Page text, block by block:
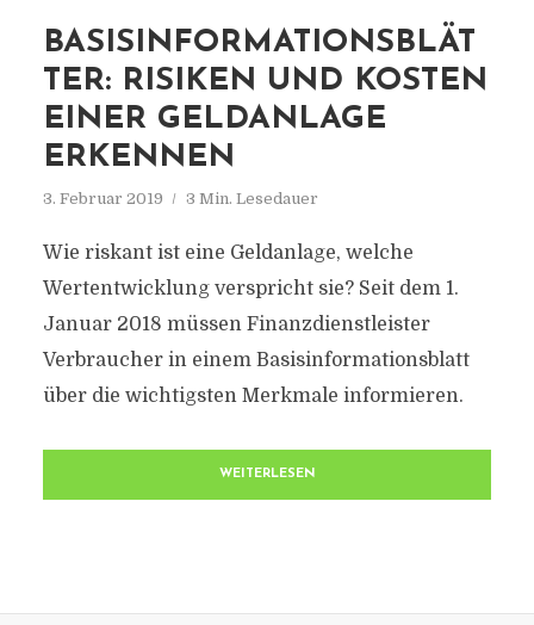
BASISINFORMATIONSBLÄT
TER: RISIKEN UND KOSTEN
EINER GELDANLAGE
ERKENNEN
3. Februar 2019 3 Min. Lesedauer
Wie riskant ist eine Geldanlage, welche
Wertentwicklung verspricht sie? Seit dem 1.
Januar 2018 müssen Finanzdienstleister
Verbraucher in einem Basisinformationsblatt
über die wichtigsten Merkmale informieren.
WEITERLESEN